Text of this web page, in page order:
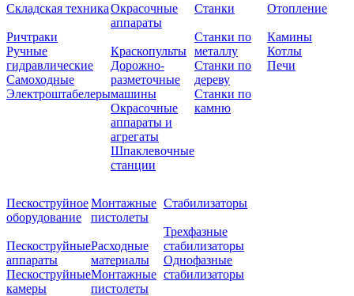
Складская техника
Ричтраки
Ручные
гидравлические
Самоходные
Электроштабелеры
Окрасочные
аппараты
Краскопульты
Дорожно-
разметочные
машины
Окрасочные
аппараты и
агрегаты
Шпаклевочные
станции
Станки
Станки по
металлу
Станки по
дереву
Станки по
камню
Отопление
Камины
Котлы
Печи
Пескоструйное
оборудование
Пескоструйные
аппараты
Пескоструйные
камеры
Монтажные
пистолеты
Расходные
материалы
Монтажные
пистолеты
Стабилизаторы
Трехфазные
стабилизаторы
Однофазные
стабилизаторы